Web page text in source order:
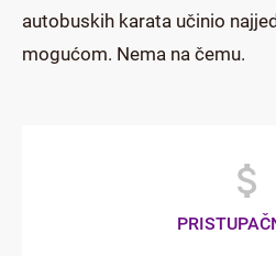
autobuskih karata učinio
mogućom. Nema na čemu.